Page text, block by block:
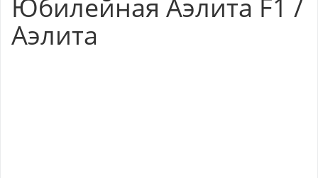
Юбилейная Аэлита F1 /
Аэлита